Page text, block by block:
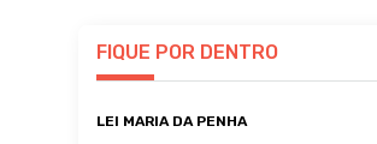
FIQUE POR DENTRO
LEI MARIA DA PENHA